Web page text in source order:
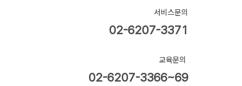
서비스문의
02-6207-3371
교육문의
02-6207-3366~69